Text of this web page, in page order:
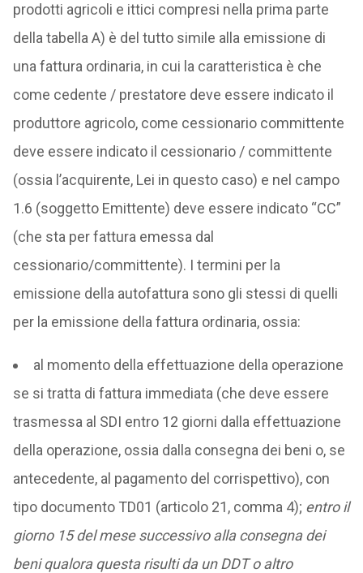
prodotti agricoli e ittici compresi nella prima parte
della tabella A) è del tutto simile alla emissione di
una fattura ordinaria, in cui la caratteristica è che
come cedente / prestatore deve essere indicato il
produttore agricolo, come cessionario committente
deve essere indicato il cessionario / committente
(ossia l’acquirente, Lei in questo caso) e nel campo
1.6 (soggetto Emittente) deve essere indicato “CC”
(che sta per fattura emessa dal
cessionario/committente). I termini per la
emissione della autofattura sono gli stessi di quelli
per la emissione della fattura ordinaria, ossia:
al momento della effettuazione della operazione
se si tratta di fattura immediata (che deve essere
trasmessa al SDI entro 12 giorni dalla effettuazione
della operazione, ossia dalla consegna dei beni o, se
antecedente, al pagamento del corrispettivo), con
tipo documento TD01 (articolo 21, comma 4); entro il
giorno 15 del mese successivo alla consegna dei
beni qualora questa risulti da un DDT o altro